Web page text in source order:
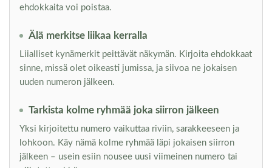
ehdokkaita voi poistaa.
Älä merkitse liikaa kerralla
Liialliset kynämerkit peittävät näkymän. Kirjoita ehdokkaat
sinne, missä olet oikeasti jumissa, ja siivoa ne jokaisen
uuden numeron jälkeen.
Tarkista kolme ryhmää joka siirron jälkeen
Yksi kirjoitettu numero vaikuttaa riviin, sarakkeeseen ja
lohkoon. Käy nämä kolme ryhmää läpi jokaisen siirron
jälkeen – usein esiin nousee uusi viimeinen numero tai